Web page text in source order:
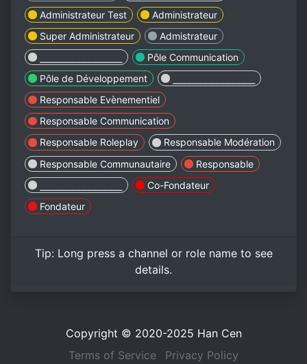
Administrateur Test
Administrateur
Super Administrateur
Admistrateur
Pôle Communication
Pôle de Développement
Responsable Evènementiel
Responsable Communication
Responsable Roleplay
Responsable Modération
Responsable Communautaire
Responsable
Co-Fondateur
Fondateur
Tip: Long pressa channel or role name to see
details.
Copyright © 2020-2025 Han Cen
Terms of Service
Privacy Policy